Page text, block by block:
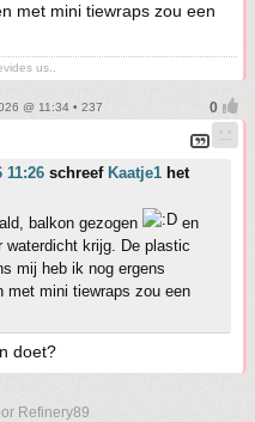
met mini tiewraps zou een
us..
@ 11:34 • 237
11:26 schreef Kaatje1 het
balkon gezogen
en
waterdicht krijg. De plastic
mij heb ik nog ergens
met mini tiewraps zou een
doet?
Refinery89